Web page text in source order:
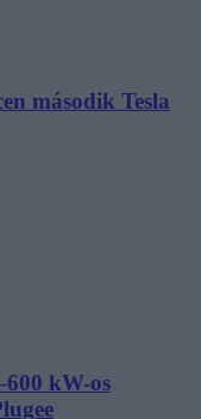
második Tesla
kW-os